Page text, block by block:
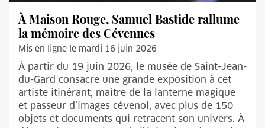
À Maison Rouge, Samuel Bastide rallume
la mémoire des Cévennes
Mis en ligne le mardi 16 juin 2026
À partir du 19 juin 2026, le musée de Saint-Jean-
du-Gard consacre une grande exposition à cet
artiste itinérant, maître de la lanterne magique
et passeur d’images cévenol, avec plus de 150
objets et documents qui retracent son univers. À